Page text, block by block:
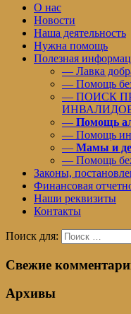
О нас
Новости
Наша деятельность
Нужна помощь
Полезная
— Лавка
— Помощь
— ПОИСК
— Помощь
— Помощь
— Мамы и
— Помощь
Законы,
Финансовая
Наши реквизиты
Контакты
Поиск для:
Свежие
Архивы